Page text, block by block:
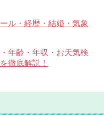
ル・経歴・結婚・気象
年齢・年収・お天気検
徹底解説！